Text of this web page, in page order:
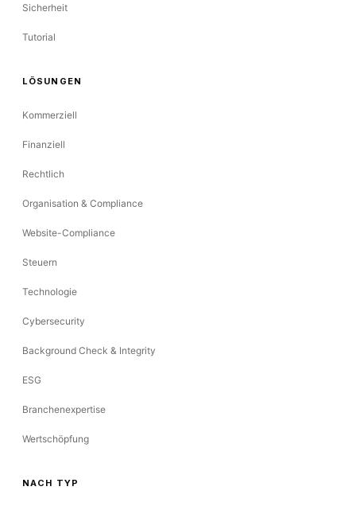
Sicherheit
Tutorial
LÖSUNGEN
Kommerziell
Finanziell
Rechtlich
Organisation & Compliance
Website-Compliance
Steuern
Technologie
Cybersecurity
Background Check & Integrity
ESG
Branchenexpertise
Wertschöpfung
NACH TYP